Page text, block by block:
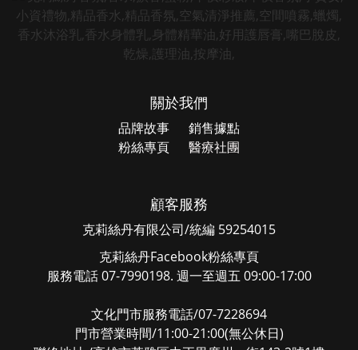
關於我們
品牌故事 銷售據點
粉絲專頁 醫療社團
顧客服務
克莉絲丹有限公司/統編 59254015
克莉絲丹Facebook粉絲專頁
服務電話 07-7990198. 週一至週五 09:00-17:00
文化門市服務電話/07-7228694
門市營業時間/11:00-21:00(無公休日)